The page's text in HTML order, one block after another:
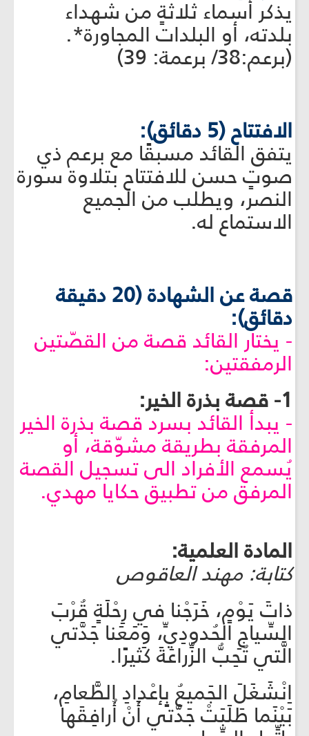
يذكر أسماء ثلاثةٍ من شهداء
بلدته، أو البلدات المجاورة*.
(برعم:38/ برعمة: 39)
الافتتاح (5 دقائق):
يتفق القائد مسبقًا مع برعم ذي
صوتٍ حسن للافتتاح بتلاوة سورة
النصر، ويطلب من الجميع
الاستماع له.
قصة عن الشهادة (20 دقيقة
دقائق):
- يختار القائد قصة من القصّتين
الرمفقتين:
1- قصة بذرة الخير:
- يبدأ القائد بسرد قصة بذرة الخير
المرفقة بطريقة مشوّقة، أو
يُسمع الأفراد الى تسجيل القصة
المرفق من تطبيق حكايا مهدي.
المادة العلمية:
كتابة: مهند العاقوص
ذاتَ يَوْمٍ، خَرَجْنا في رِحْلَةٍ قُرْبَ
السِّياجِ الحُدودِيِّ، وَمَعَنا جَدَّتي
الَّتي تُحِبُّ الزِّراعَةَ كَثيرًا.
اِنْشَغَلَ الجَميعُ بِِإعْدادِ الطَّعامِ،
بَيْنَما طَلَبَتْ جَدَّتي أَنْ أُرافِقَها